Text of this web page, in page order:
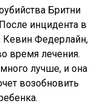
Бритни
инцидента в
Федерлайн,
время лечения.
лучше, и она
возобновить